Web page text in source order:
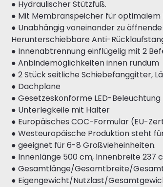
● Hydraulischer Stützfuß.
● Mit Membranspeicher für
● Unabhängig voneinander zu
Herunterschiebbare Anti-
● Innenabtrennung einflügelig mit 2
● Anbindemöglichkeiten innen rundum
● 2 Stück seitliche Schiebefanggitter,
● Dachplane
● Gesetzeskonforme LED-Beleuchtung
● Unterlegkeile mit Halter
● Europäisches COC-Formular (EU-
● Westeuropäische Produktion steht
● geeignet für 6-8 Großvieheinheiten.
● Innenlänge 500 cm, Innenbreite 237
● Gesamtlänge/Gesamtbreite/
● Eigengewicht/Nutzlast/